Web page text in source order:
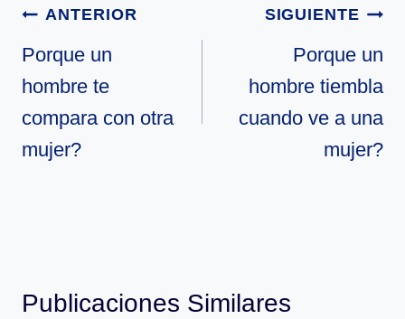
Navegación
de
entradas
ANTERIOR
Porque un
hombre te
compara con otra
mujer?
SIGUIENTE
Porque un
hombre tiembla
cuando ve a una
mujer?
Publicaciones Similares